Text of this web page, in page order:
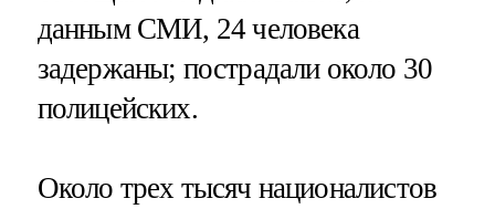
данным СМИ, 24 человека
задержаны; пострадали около 30
полицейских.
Около трех тысяч националистов